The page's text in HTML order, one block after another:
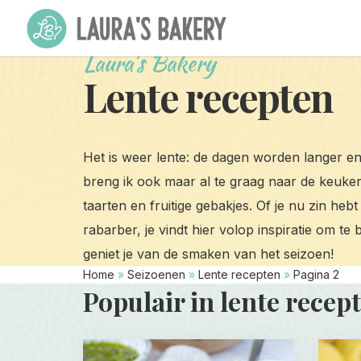
Laura's Bakery
Lente recepten
Het is weer lente: de dagen worden langer
breng ik ook maar al te graag naar de
taarten en fruitige gebakjes. Of je nu zin
rabarber, je vindt hier volop inspiratie om te
geniet je van de smaken van het seizoen!
Home » Seizoenen » Lente recepten » Pagina 2
Populair in lente
Read
Read